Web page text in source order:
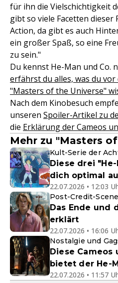
für ihn die Vielschichtigkeit
gibt so viele Facetten dieser
Action, da gibt es auch
ein großer Spaß, so eine
zu sein."
Du kennst He-Man und Co.
erfährst du alles, was du
"Masters of the Universe"
Nach dem Kinobesuch
unseren Spoiler-Artikel zu
die Erklärung der Cameos
Mehr zu "Masters
Kult-Serie der
Diese drei
dich optimal
22.07.2026 • 12:03
Post-Credit-
Das Ende und
erklärt
22.07.2026 • 16:06
Nostalgie und
Diese Cameos
bietet der He-
22.07.2026 • 11:57